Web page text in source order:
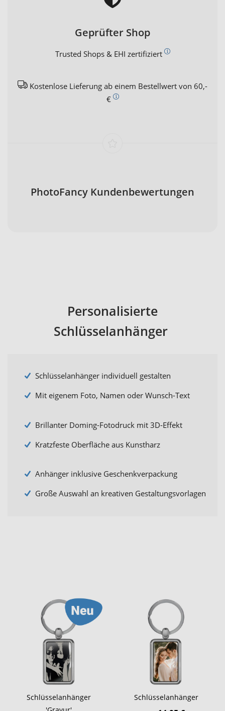
Geprüfter Shop
Trusted Shops & EHI zertifiziert
Kostenlose Lieferung ab einem Bestellwert von 60,-
€
PhotoFancy Kundenbewertungen
Personalisierte
Schlüsselanhänger
Schlüsselanhänger individuell gestalten
Mit eigenem Foto, Namen oder Wunsch-Text
Brillanter Doming-Fotodruck mit 3D-Effekt
Kratzfeste Oberfläche aus Kunstharz
Anhänger inklusive Geschenkverpackung
Große Auswahl an kreativen Gestaltungsvorlagen
Schlüsselanhänger
Schlüsselanhänger